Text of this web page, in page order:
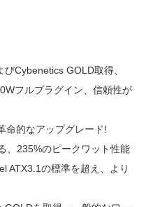
Cybenetics GOLD取得、
フルプラグイン、信頼性が
命的なアップグレード!
、235%のピークワット性能
ATX3.1の標準を超え、より